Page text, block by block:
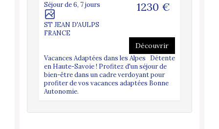
Séjour de 6, 7 jours
ST JEAN D'AULPS
FRANCE
1230 €
Découvrir
Vacances Adaptées dans les Alpes Détente
en Haute-Savoie ! Profitez d'un séjour de
bien-être dans un cadre verdoyant pour
profiter de vos vacances adaptées Bonne
Autonomie.